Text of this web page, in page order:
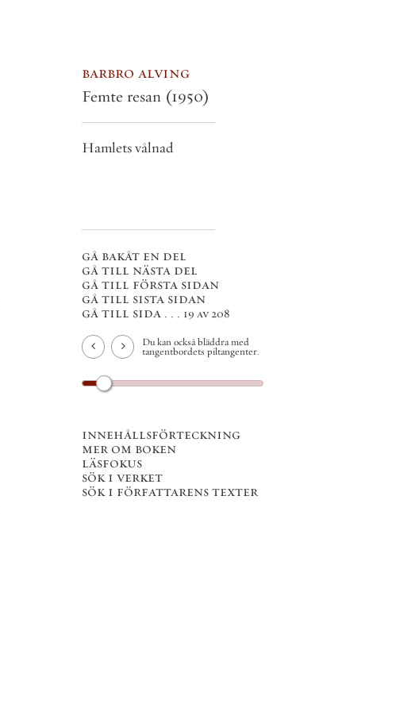
barbro alving
Femte resan (1950)
Hamlets vålnad
gå bakåt en del
gå till nästa del
gå till första sidan
gå till sista sidan
gå till sida . . . 19 av 208
Du kan också bläddra med
tangentbordets piltangenter.
innehållsförteckning
mer om boken
läsfokus
sök i verket
sök i författarens texter